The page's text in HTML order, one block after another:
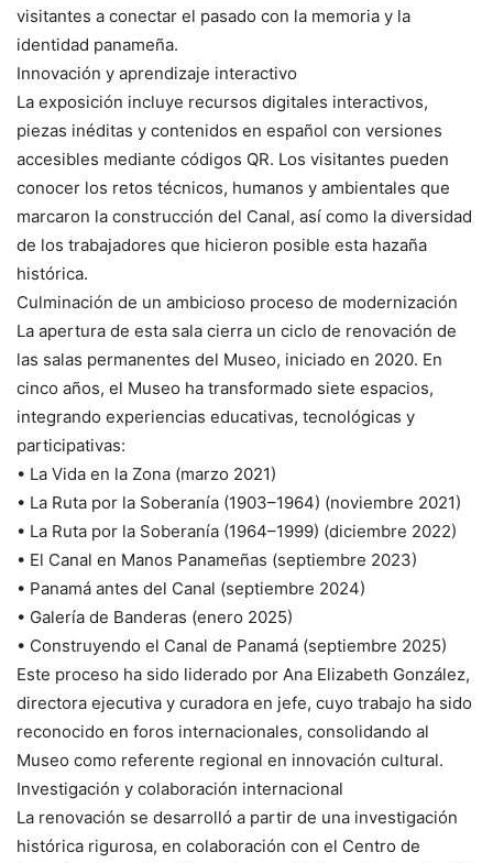
visitantes a conectar el pasado con la memoria y la
identidad panameña.
Innovación y aprendizaje interactivo
La exposición incluye recursos digitales interactivos,
piezas inéditas y contenidos en español con versiones
accesibles mediante códigos QR. Los visitantes pueden
conocer los retos técnicos, humanos y ambientales que
marcaron la construcción del Canal, así como la diversidad
de los trabajadores que hicieron posible esta hazaña
histórica.
Culminación de un ambicioso proceso de modernización
La apertura de esta sala cierra un ciclo de renovación de
las salas permanentes del Museo, iniciado en 2020. En
cinco años, el Museo ha transformado siete espacios,
integrando experiencias educativas, tecnológicas y
participativas:
• La Vida en la Zona (marzo 2021)
• La Ruta por la Soberanía (1903–1964) (noviembre 2021)
• La Ruta por la Soberanía (1964–1999) (diciembre 2022)
• El Canal en Manos Panameñas (septiembre 2023)
• Panamá antes del Canal (septiembre 2024)
• Galería de Banderas (enero 2025)
• Construyendo el Canal de Panamá (septiembre 2025)
Este proceso ha sido liderado por Ana Elizabeth González,
directora ejecutiva y curadora en jefe, cuyo trabajo ha sido
reconocido en foros internacionales, consolidando al
Museo como referente regional en innovación cultural.
Investigación y colaboración internacional
La renovación se desarrolló a partir de una investigación
histórica rigurosa, en colaboración con el Centro de